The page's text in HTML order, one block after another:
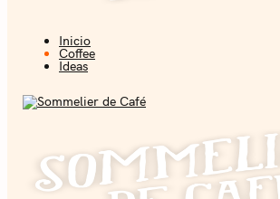
Sommelier
Café
Coffee + Ideas
Inicio
Coffee
Ideas